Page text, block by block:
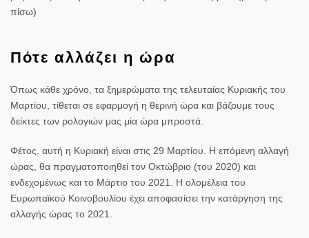
πίσω)
Πότε αλλάζει η ώρα
Όπως κάθε χρόνο, τα ξημερώματα της τελευταίας Κυριακής του
Μαρτίου, τίθεται σε εφαρμογή η θερινή ώρα και βάζουμε τους
δείκτες των ρολογιών μας μία ώρα μπροστά.
Φέτος, αυτή η Κυριακή είναι στις 29 Μαρτίου. Η επόμενη αλλαγή
ώρας, θα πραγματοποιηθεί τον Οκτώβριο (του 2020) και
ενδεχομένως και το Μάρτιο του 2021. Η ολομέλεια του
Ευρωπαϊκού Κοινοβουλίου έχει αποφασίσει την κατάργηση της
αλλαγής ώρας το 2021.